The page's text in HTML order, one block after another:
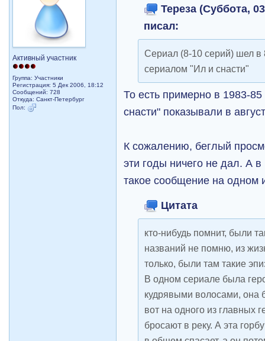
Активный участник
Группа: Участники
Регистрация: 5 Дек 2006, 18:12
Сообщений: 728
Откуда: Санкт-Петербург
Пол:
Тереза (Суббота,
писал:
Сериал (8-10 серий) шел в
сериалом "Ил и снасти"
То есть примерно в 1983-
снасти" показывали в
К сожалению, беглый
эти годы ничего не дал. А
такое сообщение на одном
Цитата
кто-нибудь помнит, были
названий не помню, из
только, были там такие
В одном сериале была
кудрявыми волосами, она
вот на одного из главных
бросают в реку. А эта